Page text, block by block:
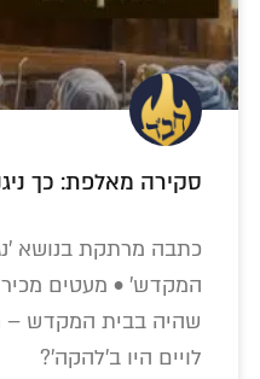
סקירה מאלפת: כך
כתבה מרתקת בנושא
המקדש' • מעטים
שהיה בבית המקדש –
לויים היו ב'להקה'?